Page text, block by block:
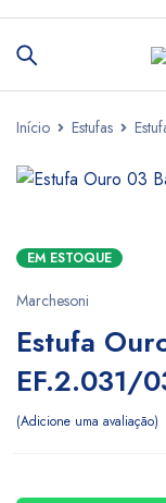
Início Estufas
EM ESTOQUE
Marchesoni
Estufa
EF.2.031/
Adicione uma avaliação